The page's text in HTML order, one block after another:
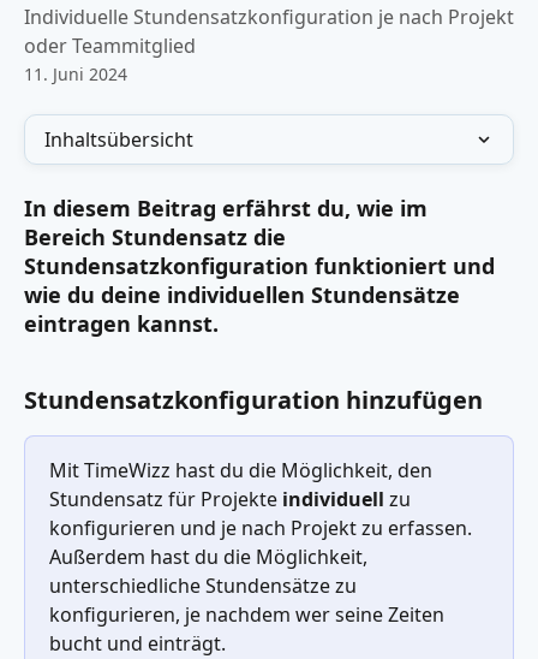
Individuelle Stundensatzkonfiguration je nach Projekt
oder Teammitglied
11. Juni 2024
Inhaltsübersicht
In diesem Beitrag erfährst du, wie im
Bereich Stundensatz die
Stundensatzkonfiguration funktioniert und
wie du deine individuellen Stundensätze
eintragen kannst.
Stundensatzkonfiguration hinzufügen
Mit TimeWizz hast du die Möglichkeit, den
Stundensatz für Projekte individuell zu
konfigurieren und je nach Projekt zu erfassen.
Außerdem hast du die Möglichkeit,
unterschiedliche Stundensätze zu
konfigurieren, je nachdem wer seine Zeiten
bucht und einträgt.